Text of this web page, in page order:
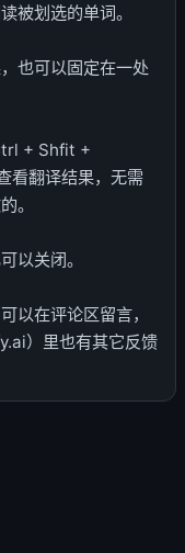
被划选的单词。
也可以固定在一处
+ Shfit +
看翻译结果，无需
。
以关闭。
以在评论区留言，
）里也有其它反馈